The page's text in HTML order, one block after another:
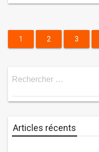
Pagination
publications
1 2 3
Rechercher …
Articles récents